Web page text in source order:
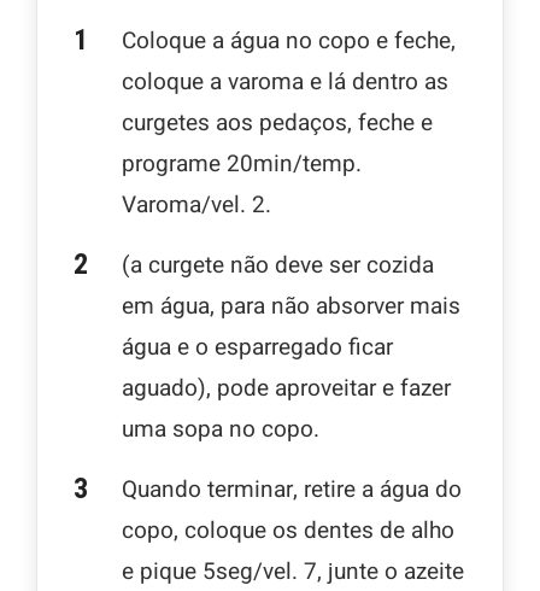
Coloque a água no copo e feche,
coloque a varoma e lá dentro as
curgetes aos pedaços, feche e
programe 20min/temp.
Varoma/vel. 2.
(a curgete não deve ser cozida
em água, para não absorver mais
água e o esparregado ficar
aguado), pode aproveitar e fazer
uma sopa no copo.
Quando terminar, retire a água do
copo, coloque os dentes de alho
e pique 5seg/vel. 7, junte o azeite